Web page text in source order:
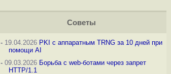
Советы
-19.04.2026 PKI с аппаратным TRNG за 10 дней при
помощи AI
-09.03.2026 Борьба с web-ботами через запрет
HTTP/1.1